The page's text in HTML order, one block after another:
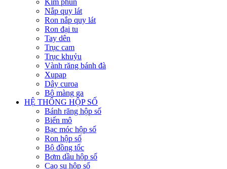
Kim phun
Nắp quy lát
Ron nắp quy lát
Ron đại tu
Tay dên
Trục cam
Trục khuỷu
Vành răng bánh đà
Xupap
Dây curoa
Bộ màng ga
HỆ THỐNG HỘP SỐ
Bánh răng hộp số
Biến mô
Bạc móc hộp số
Ron hộp số
Bộ đồng tốc
Bơm dầu hộp số
Cao su hộp số